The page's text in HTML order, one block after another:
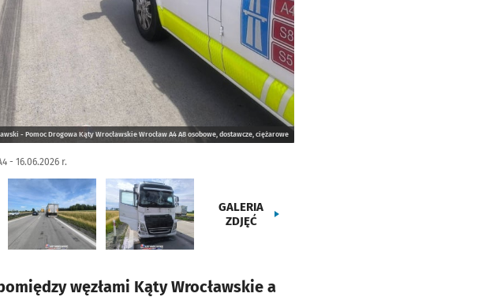
- Pomoc Drogowa Kąty Wrocławskie Wrocław A4 A8 osobowe, dostawcze, ciężarowe
- 16.06.2026 r.
GALERIA
ZDJĘĆ
węzłami Kąty Wrocławskie a